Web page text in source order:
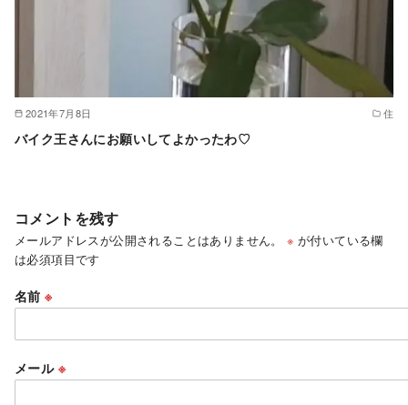
2021年7月8日 住
バイク王さんにお願いしてよかったわ♡
コメントを残す
メールアドレスが公開されることはありません。 ※ が付いている欄
は必須項目です
名前※
メール ※